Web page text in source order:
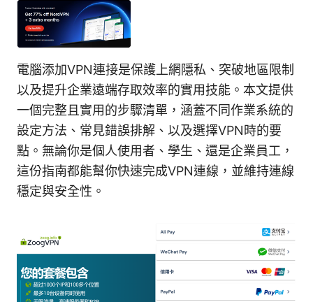
電腦添加VPN連接是保護上網隱私、突破地區限制
以及提升企業遠端存取效率的實用技能。本文提供
一個完整且實用的步驟清單，涵蓋不同作業系統的
設定方法、常見錯誤排解、以及選擇VPN時的要
點。無論你是個人使用者、學生、還是企業員工，
這份指南都能幫你快速完成VPN連線，並維持連線
穩定與安全性。